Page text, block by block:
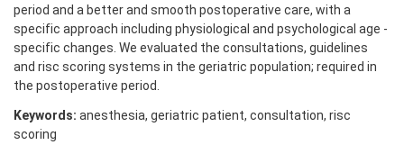
period and a better and smooth postoperative care, with a
specific approach including physiological and psychological age -
specific changes. We evaluated the consultations, guidelines
and risc scoring systems in the geriatric population; required in
the postoperative period.
Keywords: anesthesia, geriatric patient, consultation, risc
scoring